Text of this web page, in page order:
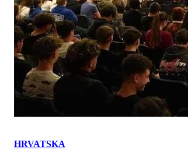
HRVATSKA